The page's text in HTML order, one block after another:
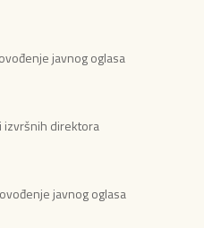
javnog oglasa
izvršnih direktora
javnog oglasa